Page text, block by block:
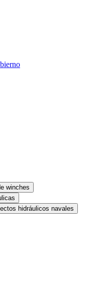
winches
Desarrollo y ejecución de proyectos hidráulicos navales